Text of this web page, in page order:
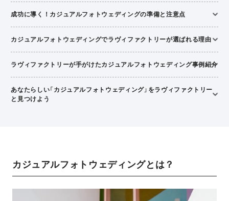
成功に導く！カジュアルフォトウェディングの準備と注意点
カジュアルフォトウェディングでラヴィファクトリーが選ばれる理由
ラヴィファクトリーが手がけたカジュアルフォトウェディング事例紹介
あなたらしい「カジュアルフォトウェディング」をラヴィファクトリー
と見つけよう
カジュアルフォトウェディングとは？